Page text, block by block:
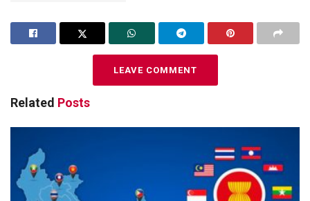
LEAVE COMMENT
Related Posts